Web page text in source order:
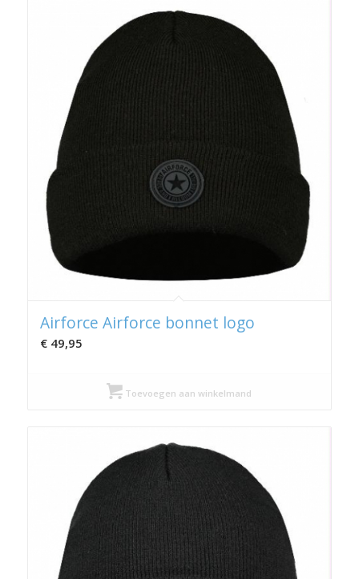
Airforce Airforce bonnet logo
€49,95
Toevoegen aan winkelmand